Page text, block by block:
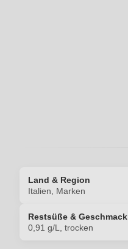
Land & Region
Italien, Marken
Restsüße & Geschmack
0,91 g/L, trocken